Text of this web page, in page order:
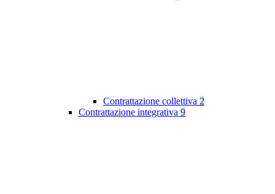
Contrattazione collettiva 2
Contrattazione integrativa 9